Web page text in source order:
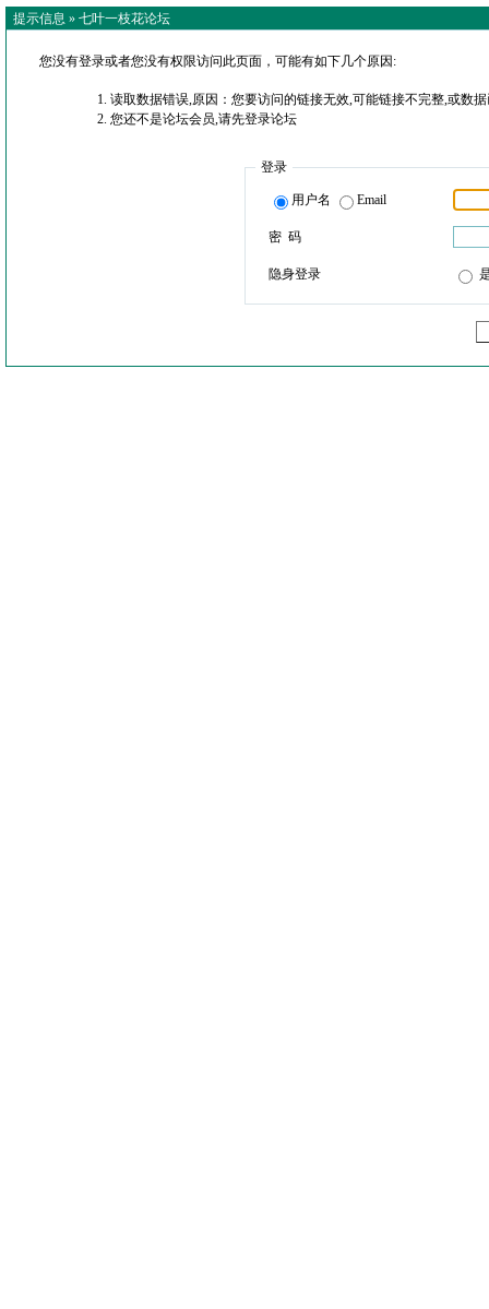
提示信息 » 七叶一枝花论坛
您没有登录或者您没有权限访问此页面，可能有如下几个原因:
读取数据错误,原因：您要访问的链接无效,可能链接不完整,或数
您还不是论坛会员,请先登录论坛
登录
用户名 Email
密 码
隐身登录